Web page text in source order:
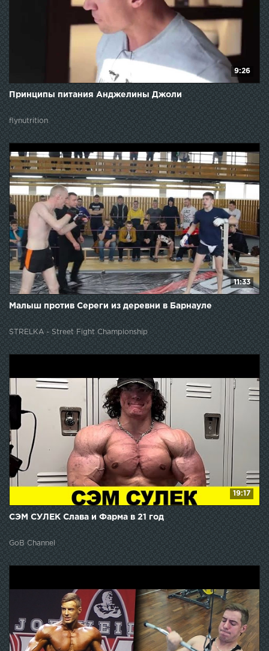
9:26
Принципы питания Анджелины Джоли
flynutrition
11:33
Малыш против Сереги из деревни в Барнауле
STRELKA - Street Fight Championship
19:17
СЭМ СУЛЕК Слава и Фарма в 21 год
GoB Channel